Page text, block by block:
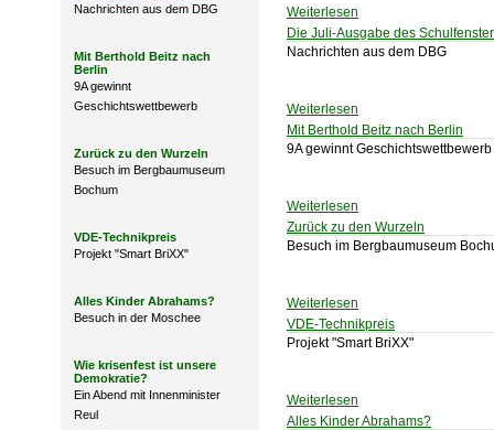
Nachrichten aus dem DBG
Mit Berthold Beitz nach
Berlin
9A gewinnt
Geschichtswettbewerb
Zurück zu den Wurzeln
Besuch im Bergbaumuseum
Bochum
VDE-Technikpreis
Projekt "Smart BriXX"
Alles Kinder Abrahams?
Besuch in der Moschee
Wie krisenfest ist unsere
Demokratie?
Ein Abend mit Innenminister
Reul
Weiterlesen
Die Juli-Ausgabe des
Nachrichten aus dem DBG
Weiterlesen
Mit Berthold Beitz nach Berlin
9A gewinnt Geschichtswettbewerb
Weiterlesen
Zurück zu den Wurzeln
Besuch im Bergbaumuseum
Weiterlesen
VDE-Technikpreis
Projekt "Smart BriXX"
Weiterlesen
Alles Kinder Abrahams?